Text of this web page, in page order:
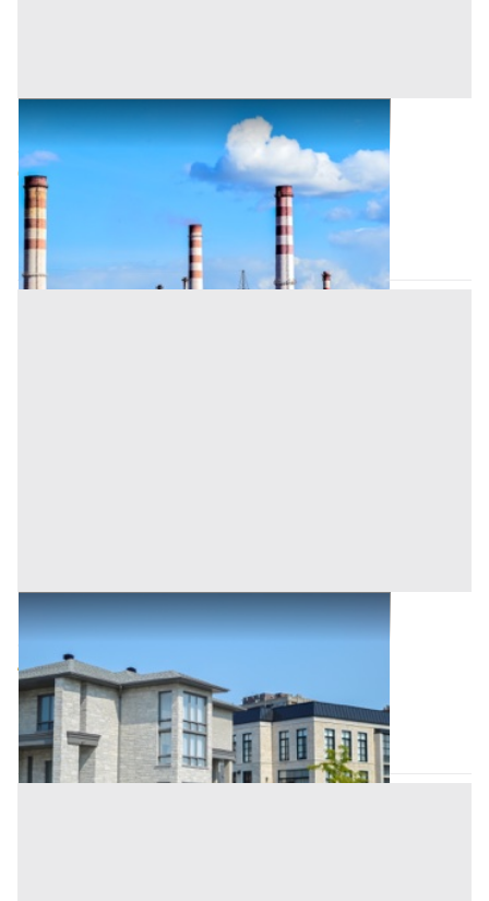
Opifici all'asta a Padova
Megliadino San Vitale
Offerta minima
66.000 € 88.000 €
Codice asta:
AJ796890
Asta chiusa
Abitazione di Tipo Civile all'asta a Padova
Megliadino San Vitale (Padova)
48.000 € 64.000 €
Codice asta:79522424
Asta chiusa